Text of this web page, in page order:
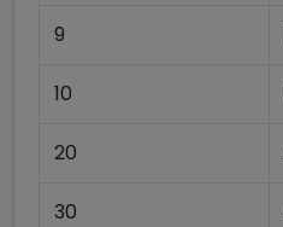
9
10
20
30